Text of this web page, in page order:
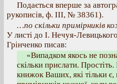
Подається вперше за
рукописів, ф. III, № 38361).
…по скільки примірників
У листі до І. Нечуя-
Грінченко писав:
«Випадком якось не
скільки прислати.
книжок Ваших, які тільки є,